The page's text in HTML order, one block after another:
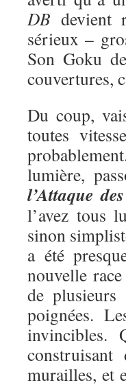
DB devient
sérieux –
Son Goku
couvertures,
Du coup,
toutes
lumière,
l’Attaque
l’avez tous
sinon
a été
nouvelle
de
poignées.
invincibles.
construisant
murailles, et